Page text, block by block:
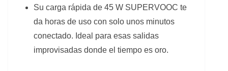
Su carga rápida de 45 W SUPERVOOC te
da horas de uso con solo unos minutos
conectado. Ideal para esas salidas
improvisadas donde el tiempo es oro.